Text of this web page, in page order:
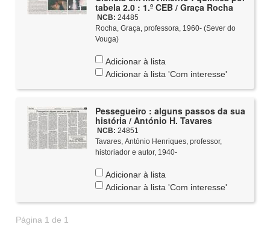
tabela 2.0 : 1.º CEB / Graça Rocha
NCB: 24485
Rocha, Graça, professora, 1960- (Sever do
Vouga)
Adicionar à lista
Adicionar à lista 'Com interesse'
Pessegueiro : alguns passos da sua
história / António H. Tavares
NCB: 24851
Tavares, António Henriques, professor,
historiador e autor, 1940-
Adicionar à lista
Adicionar à lista 'Com interesse'
Página 1 de 1